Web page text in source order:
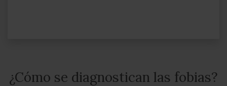
¿Cómo se diagnostican las fobias?